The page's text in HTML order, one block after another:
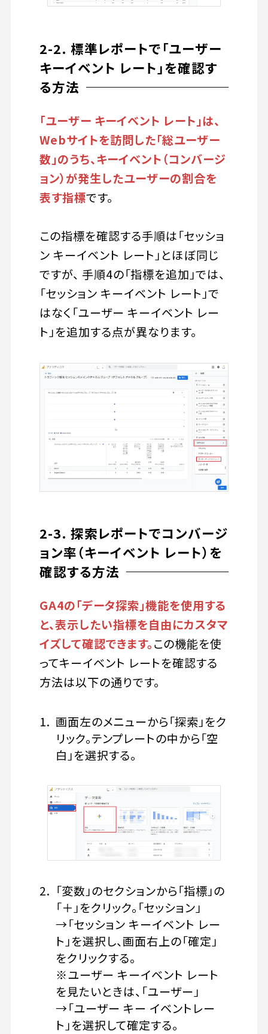
2-2. 標準レポートで「ユーザー
キーイベント レート」を確認す
る方法
「ユーザー キーイベント レート」は、
Webサイトを訪問した「総ユーザー
数」のうち、キーイベント（コンバージ
ョン）が発生したユーザーの割合を
表す指標です。
この指標を確認する手順は「セッショ
ン キーイベント レート」とほぼ同じ
ですが、 手順4の「指標を追加」では、
「セッション キーイベント レート」で
はなく「ユーザー キーイベント レー
ト」を追加する点が異なります。
2-3. 探索レポートでコンバージ
ョン率（キーイベント レート）を
確認する方法
GA4の「データ探索」機能を使用する
と、表示したい指標を自由にカスタマ
イズして確認できます。この機能を使
ってキーイベント レートを確認する
方法は以下の通りです。
画面左のメニューから「探索」をク
リック。テンプレートの中から「空
白」を選択する。
「変数」のセクションから「指標」の
「＋」をクリック。「セッション」
→「セッション キーイベント レー
ト」を選択し、画面右上の「確定」
をクリックする。
※ユーザー キーイベント レート
を見たいときは、「ユーザー」
→「ユーザー キー イベントレー
ト」を選択して確定する。